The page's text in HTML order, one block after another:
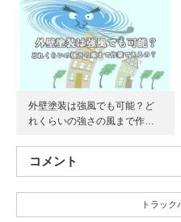
外壁塗装は強風でも可能？ど
れくらいの強さの風まで作…
コメント
トラック